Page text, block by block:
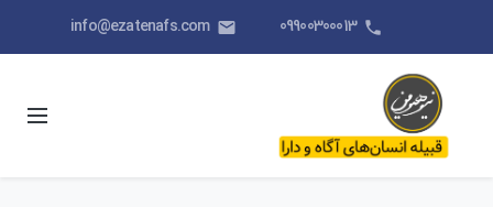
phone
09900300013
email
info@ezatenafs.com